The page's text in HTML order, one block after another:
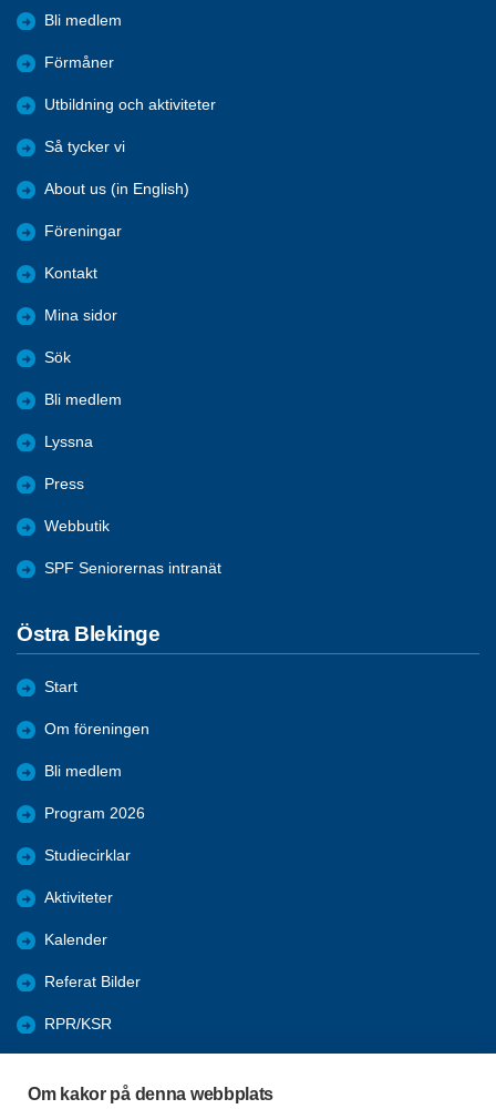
Om kakor på denna webbplats
Bli medlem
Förmåner
Utbildning och aktiviteter
Så tycker vi
About us (in English)
Föreningar
Kontakt
Mina sidor
Sök
Bli medlem
Lyssna
Press
Webbutik
SPF Seniorernas intranät
Östra Blekinge
Start
Om föreningen
Bli medlem
Program 2026
Studiecirklar
Aktiviteter
Kalender
Referat Bilder
RPR/KSR